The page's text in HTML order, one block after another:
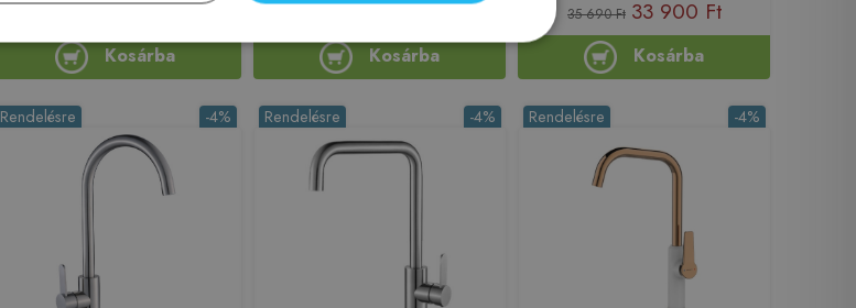
24 780 Ft
Kosárba
25 781 Ft
Kosárba
35 690 Ft 33 900 Ft
Kosárba
-4%
Rendelésre -4%
Rendelésre -4%
Rendelésre